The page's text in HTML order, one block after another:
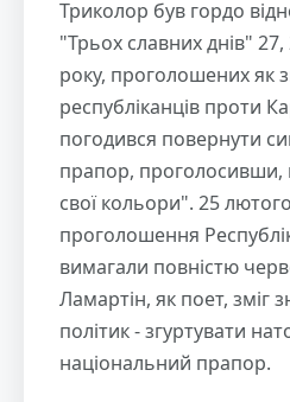
Триколор був гордо
"Трьох славних днів"
року, проголошених як
республіканців проти
погодився повернути
прапор, проголосивши,
свої кольори". 25
проголошення
вимагали повністю
Ламартін, як поет, зміг
політик - згуртувати
національний прапор.